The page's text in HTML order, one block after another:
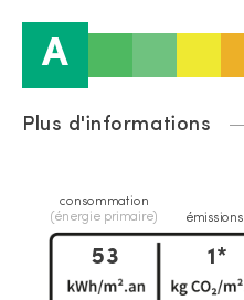
A
Plus d'informations
consommation
(énergie primaire)
émissions
53 1*